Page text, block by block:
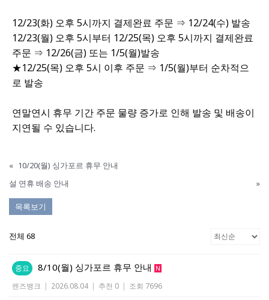
12/23(화) 오후 5시까지 결제완료 주문 ⇒ 12/24(수) 발송
12/23(월) 오후 5시부터 12/25(목) 오후 5시까지 결제완료
주문 ⇒ 12/26(금) 또는 1/5(월)발송
★12/25(목) 오후 5시 이후 주문 ⇒ 1/5(월)부터 순차적으
로 발송
연말연시 휴무 기간 주문 물량 증가로 인해 발송 및 배송이
지연될 수 있습니다.
« 10/20(월) 싱가포르 휴무 안내
설 연휴 배송 안내
»
목록보기
전체 68
중요 8/10(월) 싱가포르 휴무 안내 N
렌즈뱅크 | 2026.08.04 | 추천 0 | 조회 7696